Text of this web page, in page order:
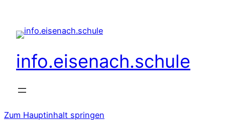
info.eisenach.schule
Zum Hauptinhalt springen